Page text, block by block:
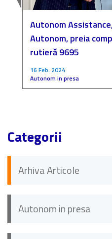
Autonom
Autonom, preia
rutieră 9695
16 Feb. 2024
Autonom in presa
Categorii
Arhiva Articole
Autonom in presa